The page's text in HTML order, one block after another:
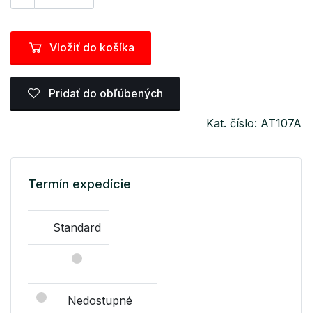
Vložiť do košíka
Pridať do obľúbených
Kat. číslo: AT107A
Termín expedície
Standard
Nedostupné